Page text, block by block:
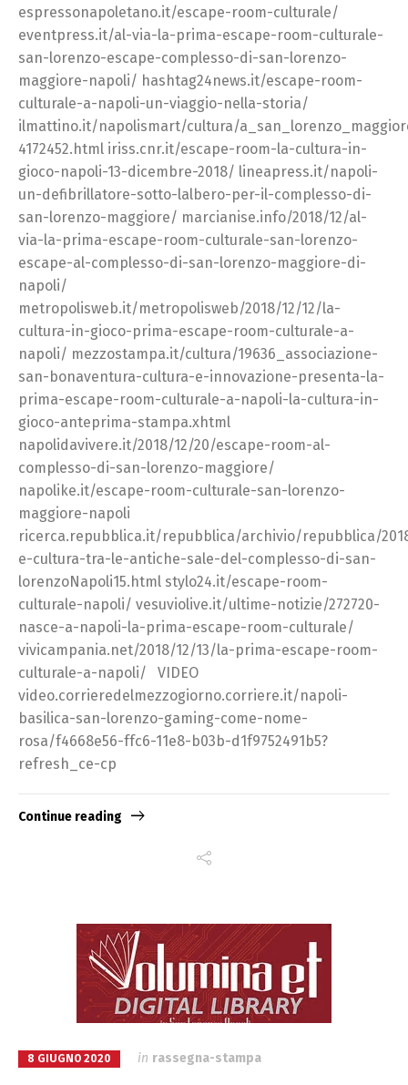
espressonapoletano.it/escape-room-culturale/
eventpress.it/al-via-la-prima-escape-room-culturale-
san-lorenzo-escape-complesso-di-san-lorenzo-
maggiore-napoli/ hashtag24news.it/escape-room-
culturale-a-napoli-un-viaggio-nella-storia/
ilmattino.it/napolismart/cultura/
4172452.html iriss.cnr.it/escape-room-la-cultura-in-
gioco-napoli-13-dicembre-2018/ lineapress.it/napoli-
un-defibrillatore-sotto-lalbero-per-il-complesso-di-
san-lorenzo-maggiore/ marcianise.info/2018/12/al-
via-la-prima-escape-room-culturale-san-lorenzo-
escape-al-complesso-di-san-lorenzo-maggiore-di-
napoli/
metropolisweb.it/metropolisweb/2018/12/12/la-
cultura-in-gioco-prima-escape-room-culturale-a-
napoli/ mezzostampa.it/cultura/19636_associazione-
san-bonaventura-cultura-e-innovazione-presenta-la-
prima-escape-room-culturale-a-napoli-la-cultura-in-
gioco-anteprima-stampa.xhtml
napolidavivere.it/2018/12/20/escape-room-al-
complesso-di-san-lorenzo-maggiore/
napolike.it/escape-room-culturale-san-lorenzo-
maggiore-napoli
ricerca.repubblica.it/repubblica/archivio/repubblica/
e-cultura-tra-le-antiche-sale-del-complesso-di-san-
lorenzoNapoli15.html stylo24.it/escape-room-
culturale-napoli/ vesuviolive.it/ultime-notizie/272720-
nasce-a-napoli-la-prima-escape-room-culturale/
vivicampania.net/2018/12/13/la-prima-escape-room-
culturale-a-napoli/ VIDEO
video.corrieredelmezzogiorno.corriere.it/napoli-
basilica-san-lorenzo-gaming-come-nome-
rosa/f4668e56-ffc6-11e8-b03b-d1f9752491b5?
refresh_ce-cp
Continue reading
8 GIUGNO 2020 in rassegna-stampa